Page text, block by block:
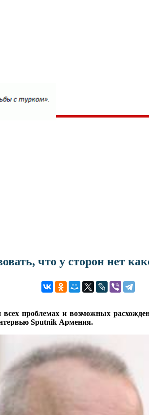
что у сторон нет
проблемах и возможных
Sputnik Армения.